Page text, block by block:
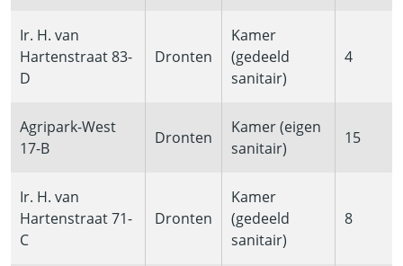
Ir. H. van
Hartenstraat 83-
D
Dronten
Kamer
(gedeeld
sanitair)
4
Agripark-West
17-B
Dronten
Kamer (eigen
sanitair)
15
Ir. H. van
Hartenstraat 71-
C
Dronten
Kamer
(gedeeld
sanitair)
8